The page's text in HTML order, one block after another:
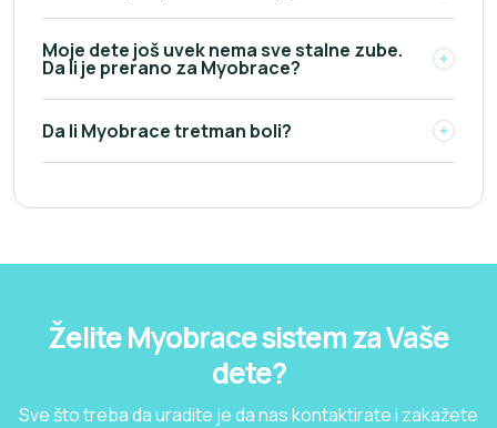
Moje dete još uvek nema sve stalne zube.
Da li je prerano za Myobrace?
Da li Myobrace tretman boli?
Želite Myobrace sistem za Vaše
dete?
Sve što treba da uradite je da nas kontaktirate i zakažete